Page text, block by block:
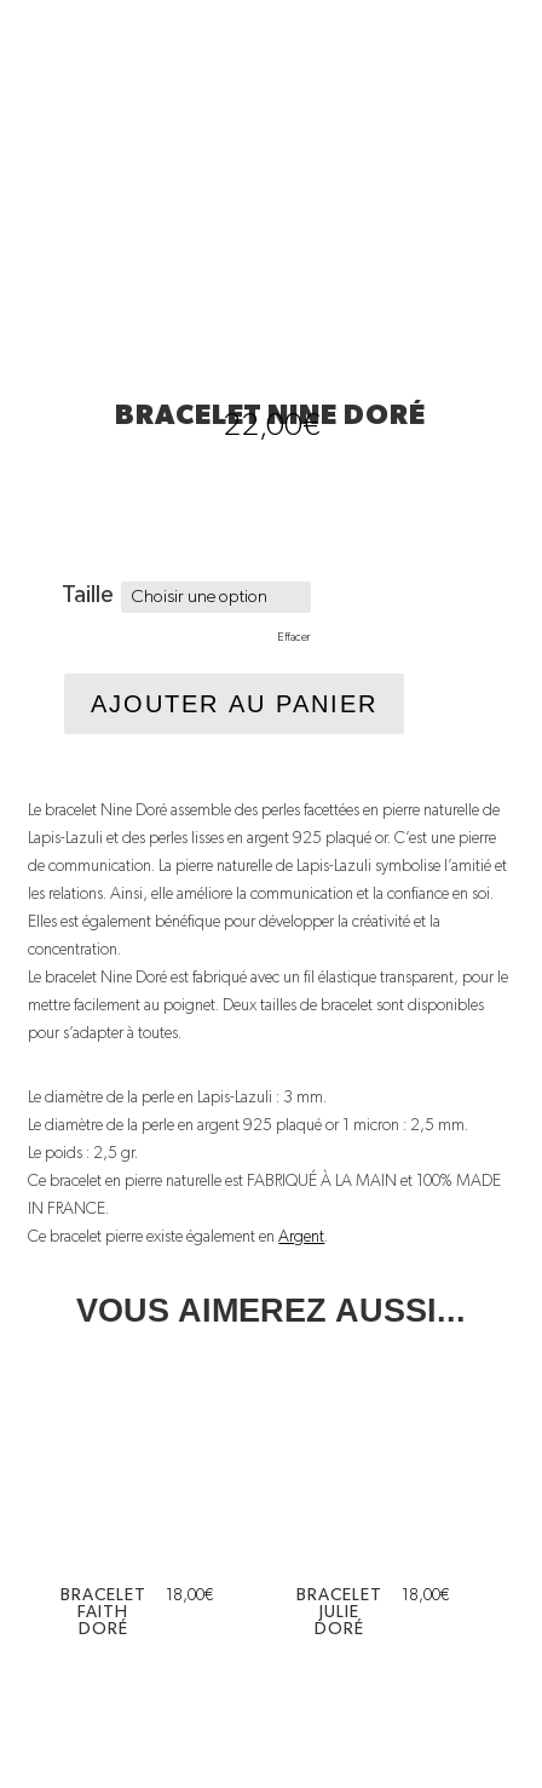
BRACELET NINE DORÉ
22,00€
Taille
Effacer
AJOUTER AU PANIER
Le bracelet Nine Doré assemble des perles facettées en pierre naturelle de
Lapis-Lazuli et des perles lisses en argent 925 plaqué or. C’est une pierre
de communication. La pierre naturelle de Lapis-Lazuli symbolise l’amitié et
les relations. Ainsi, elle améliore la communication et la confiance en soi.
Elles est également bénéfique pour développer la créativité et la
concentration.
Le bracelet Nine Doré est fabriqué avec un fil élastique transparent, pour le
mettre facilement au poignet. Deux tailles de bracelet sont disponibles
pour s’adapter à toutes.
Le diamètre de la perle en Lapis-Lazuli : 3 mm.
Le diamètre de la perle en argent 925 plaqué or 1 micron : 2,5 mm.
Le poids : 2,5 gr.
Ce bracelet en pierre naturelle est FABRIQUÉ À LA MAIN et 100% MADE
IN FRANCE.
Ce bracelet pierre existe également enArgent
VOUS AIMEREZ AUSSI...
BRACELET
FAITH
DORÉ
18,00€
BRACELET
JULIE
DORÉ
18,00€